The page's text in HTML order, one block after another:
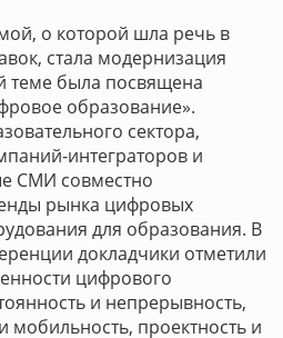
о которой шла речь в
стала модернизация
теме была посвящена
образование».
сектора,
интеграторов и
СМИ совместно
рынка цифровых
для образования. В
докладчики отметили
цифрового
и непрерывность,
мобильность, проектность и